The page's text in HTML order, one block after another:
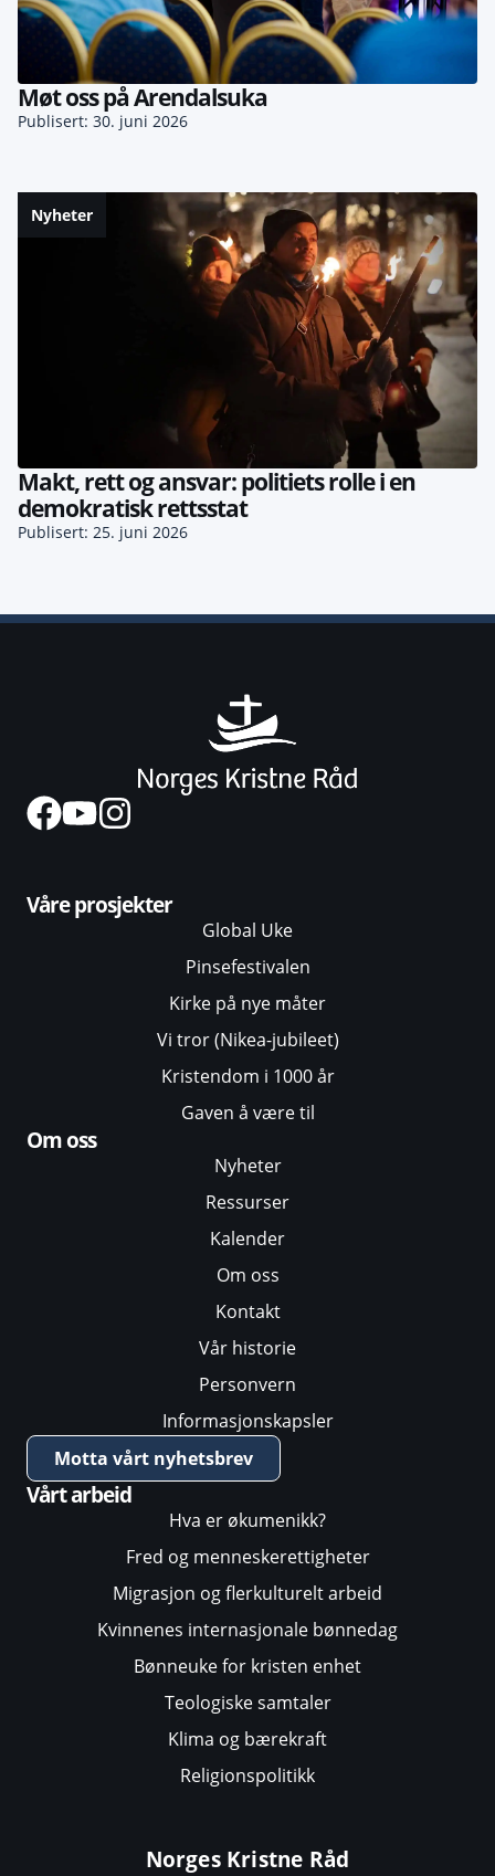
Møt oss på Arendalsuka
Publisert: 30. juni 2026
Nyheter
Makt, rett og ansvar: politiets rolle i en
demokratisk rettsstat
Publisert: 25. juni 2026
Våre prosjekter
Global Uke
Pinsefestivalen
Kirke på nye måter
Vi tror (Nikea-jubileet)
Kristendom i 1000 år
Gaven å være til
Om oss
Nyheter
Ressurser
Kalender
Om oss
Kontakt
Vår historie
Personvern
Informasjonskapsler
Motta vårt nyhetsbrev
Vårt arbeid
Hva er økumenikk?
Fred og menneskerettigheter
Migrasjon og flerkulturelt arbeid
Kvinnenes internasjonale bønnedag
Bønneuke for kristen enhet
Teologiske samtaler
Klima og bærekraft
Religionspolitikk
Norges Kristne Råd